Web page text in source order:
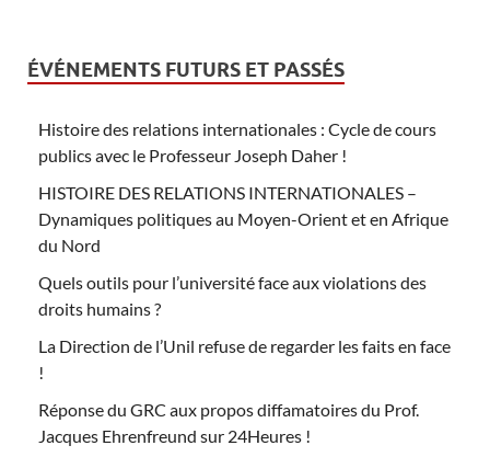
ÉVÉNEMENTS FUTURS ET PASSÉS
Histoire des relations internationales : Cycle de cours
publics avec le Professeur Joseph Daher !
HISTOIRE DES RELATIONS INTERNATIONALES –
Dynamiques politiques au Moyen-Orient et en Afrique
du Nord
Quels outils pour l’université face aux violations des
droits humains ?
La Direction de l’Unil refuse de regarder les faits en face
!
Réponse du GRC aux propos diffamatoires du Prof.
Jacques Ehrenfreund sur 24Heures !